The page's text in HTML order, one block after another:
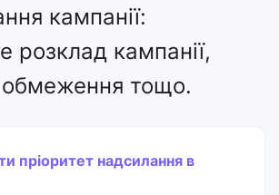
кампанії:
розклад кампанії,
обмеження тощо.
пріоритет надсилання в